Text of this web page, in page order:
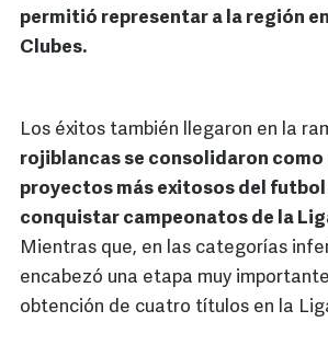
permitió representar a la región
Clubes.
Los éxitos también llegaron en la
rojiblancas se consolidaron como
proyectos más exitosos del futbol
conquistar campeonatos de la
Mientras que, en las categorías
encabezó una etapa muy
obtención de cuatro títulos en la